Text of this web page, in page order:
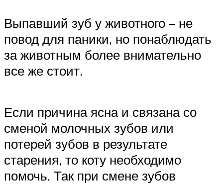
Выпавший зуб у животного – не
повод для паники, но понаблюдать
за животным более внимательно
все же стоит.
Если причина ясна и связана со
сменой молочных зубов или
потерей зубов в результате
старения, то коту необходимо
помочь. Так при смене зубов